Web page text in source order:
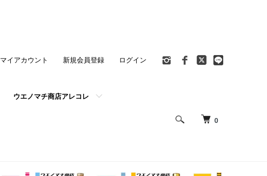
0
ウエノマチ商店アレコレ
マイアカウント 新規会員登録 ログイン